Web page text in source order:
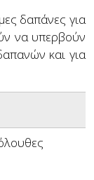
δαπάνες για
να υπερβούν
και για